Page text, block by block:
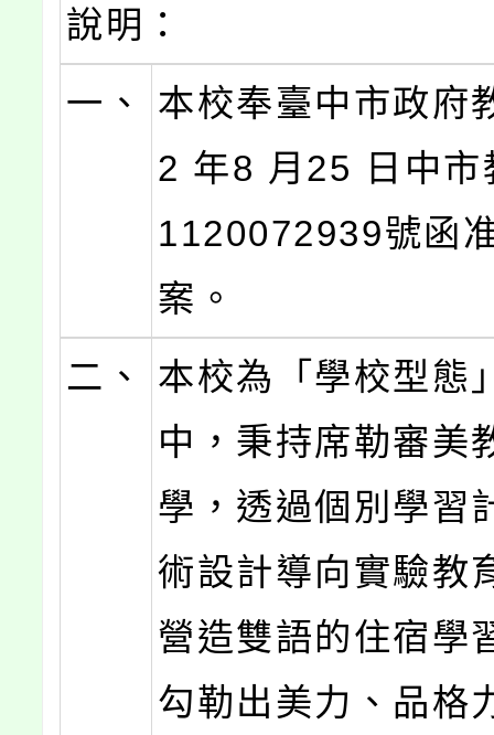
說明：
一、
本校奉臺中市政府
2 年8 月25 日中市
1120072939號函
案。
二、
本校為「學校型態
中，秉持席勒審美
學，透過個別學習
術設計導向實驗教
營造雙語的住宿學
勾勒出美力、品格